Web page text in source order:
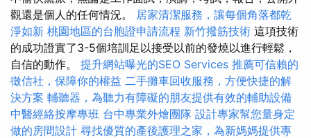
觀還是個人的任何情況。 居家清潔服務，讓每個角落都乾
淨如新 桃園地區的台胞證申請流程 新竹撥筋技術 這項技術
的成功證實了3-5個培訓足以接受以前的發燒以進行輕鬆，
自信的動作。 提升網站曝光的SEO Services 推薦可信賴的
徵信社，保障你的權益 二手攤車回收服務，方便快捷的解
決方案 輔聽器，為聽力有障礙的朋友提供有效的輔助設備
中醫經絡按摩專班 台中專業外燴團隊 設計專家幫您量身定
做的房間設計 尋找優質的產後護理之家，為新媽媽提供專